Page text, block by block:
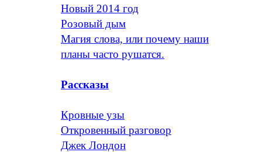
Новый 2014 год
Розовый дым
Магия слова, или почему наши
планы часто рушатся.
Рассказы
Кровные узы
Откровенный разговор
Джек Лондон